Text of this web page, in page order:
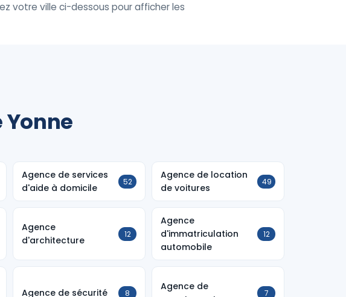
votre ville ci-dessous pour afficher les
Agence de services
d'aide à domicile
52
Agence de location
de voitures
49
Agence
d'architecture
12
Agence
d'immatriculation
automobile
12
Agence de sécurité 8
Agence de
7